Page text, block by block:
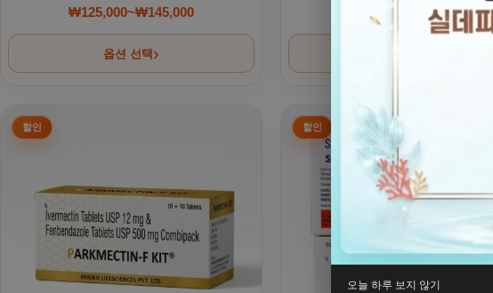
₩125,000~₩145,000
가격 범위: ₩125,000~₩145,000
옵션 선택
원래 가격:
690,000
현재 가격:
여러 상품 옵션이 이 상품에 있
오늘 하루 보지 않기